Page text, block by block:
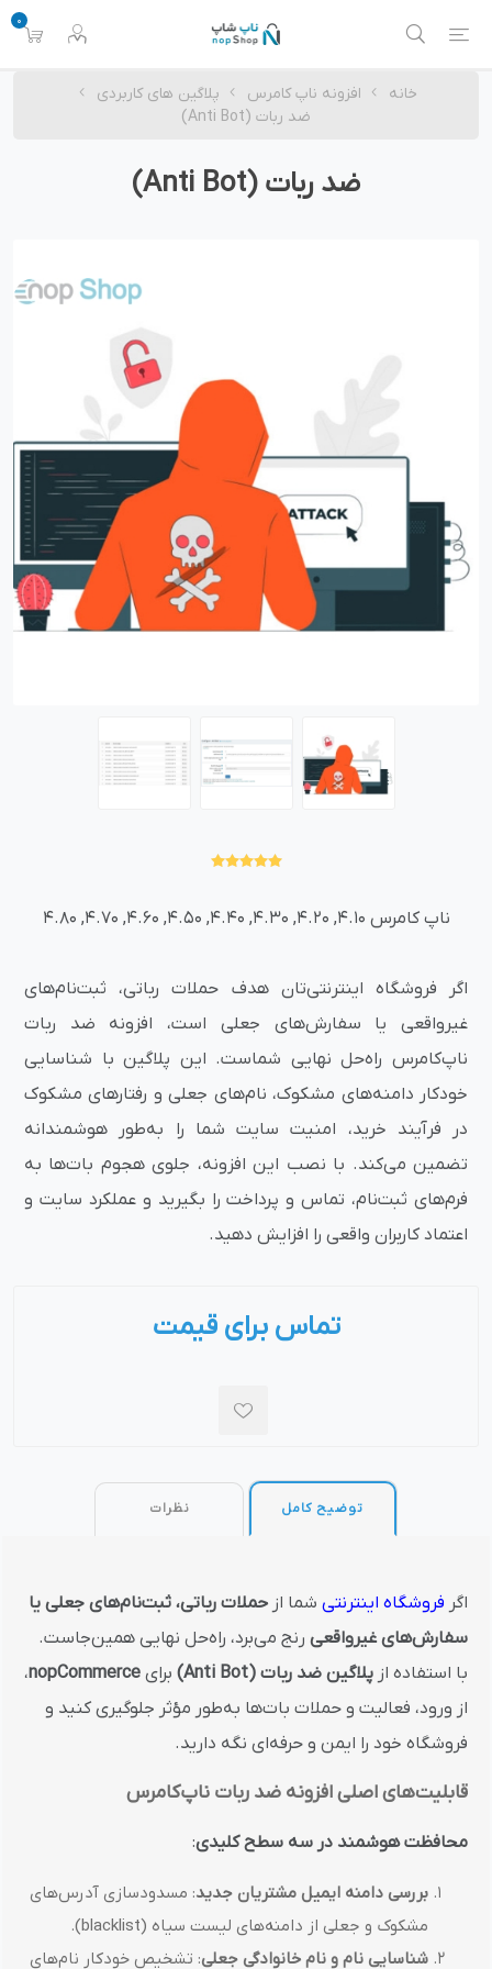
0
خانه افزونه ناپ کامرس
پلاگین های کاربردی
ضد ربات (Anti Bot)
ضد ربات (Anti Bot)
ناپ کامرس 4.10, 4.20, 4.30, 4.40, 4.50, 4.60, 4.70, 4.80
اگر فروشگاه اینترنتی‌تان هدف حملات رباتی، ثبت‌نام‌های
غیرواقعی یا سفارش‌های جعلی است، افزونه ضد ربات
ناپ‌کامرس راه‌حل نهایی شماست. این پلاگین با شناسایی
خودکار دامنه‌های مشکوک، نام‌های جعلی و رفتارهای مشکوک
در فرآیند خرید، امنیت سایت شما را به‌طور هوشمندانه
تضمین می‌کند. با نصب این افزونه، جلوی هجوم بات‌ها به
فرم‌های ثبت‌نام، تماس و پرداخت را بگیرید و عملکرد سایت و
اعتماد کاربران واقعی را افزایش دهید.
تماس برای قیمت
توضیح کامل نظرات
اگر فروشگاه اینترنتی شما از حملات رباتی، ثبت‌نام‌های جعلی یا
سفارش‌های غیرواقعی رنج می‌برد، راه‌حل نهایی همین‌جاست.
با استفاده از پلاگین ضد ربات (Anti Bot) برای nopCommerce،
از ورود، فعالیت و حملات بات‌ها به‌طور مؤثر جلوگیری کنید و
فروشگاه خود را ایمن و حرفه‌ای نگه دارید.
قابلیت‌های اصلی افزونه ضد ربات ناپ‌کامرس
محافظت هوشمند در سه سطح کلیدی:
بررسی دامنه ایمیل مشتریان جدید: مسدودسازی آدرس‌های
مشکوک و جعلی از دامنه‌های لیست سیاه (blacklist).
شناسایی نام و نام خانوادگی جعلی: تشخیص خودکار نام‌های